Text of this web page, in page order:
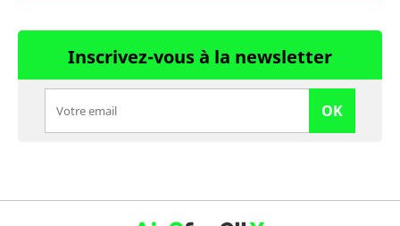
Inscrivez-vous à la newsletter
OK